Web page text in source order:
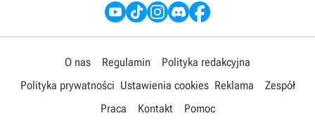
O nas Regulamin
Polityka redakcyjna
Polityka prywatności Ustawienia cookies Reklama
Zespół
Praca
Kontakt Pomoc